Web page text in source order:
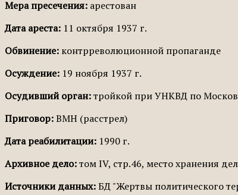
Мера пресечения: арестован
Дата ареста: 11 октября 1937 г.
Обвинение: контрреволюционной пропаганде
Осуждение: 19 ноября 1937 г.
Осудивший орган:тройкой при УНКВД по
Приговор:ВМН (расстрел)
Дата реабилитации: 1990 г.
Архивное дело:том IV, стр.46, место хранения
Источники данных:БД "Жертвы политического